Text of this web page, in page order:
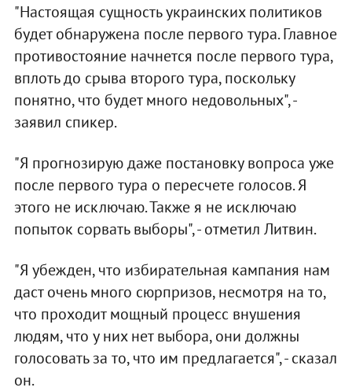
"Настоящая сущность украинских политиков
будет обнаружена после первого тура. Главное
противостояние начнется после первого тура,
вплоть до срыва второго тура, поскольку
понятно, что будет много недовольных", -
заявил спикер.
"Я прогнозирую даже постановку вопроса уже
после первого тура о пересчете голосов. Я
этого не исключаю. Также я не исключаю
попыток сорвать выборы", - отметил Литвин.
"Я убежден, что избирательная кампания нам
даст очень много сюрпризов, несмотря на то,
что проходит мощный процесс внушения
людям, что у них нет выбора, они должны
голосовать за то, что им предлагается", - сказал
он.